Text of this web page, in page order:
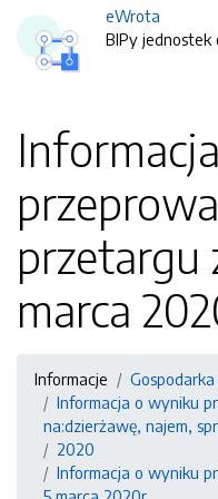
eWrota
BIPy jednostek
przetargu
marca
Informacje
Informacja o wyniku
na:dzierżawę, najem,
2020
Informacja o wyniku